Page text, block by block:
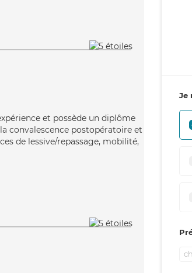
et possède un diplôme
convalescence postopératoire et
de lessive/repassage, mobilité,
Je